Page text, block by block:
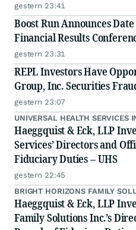
gestern 23:41
Boost Run Announces
Financial Results
gestern 23:31
REPL Investors Have
Group, Inc. Securities
gestern 23:07
UNIVERSAL HEALTH SERVICES
Haeggquist & Eck, LLP
Services’ Directors and
Fiduciary Duties – UHS
gestern 22:45
BRIGHT HORIZONS FAMILY
Haeggquist & Eck, LLP
Family Solutions Inc.’s